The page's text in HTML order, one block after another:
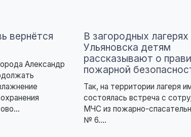
вернётся
Александр
В загородных лагерях
Ульяновска детям
рассказывают о
пожарной
Так, на территории лагеря
состоялась встреча с
МЧС из пожарно-
№ 6....